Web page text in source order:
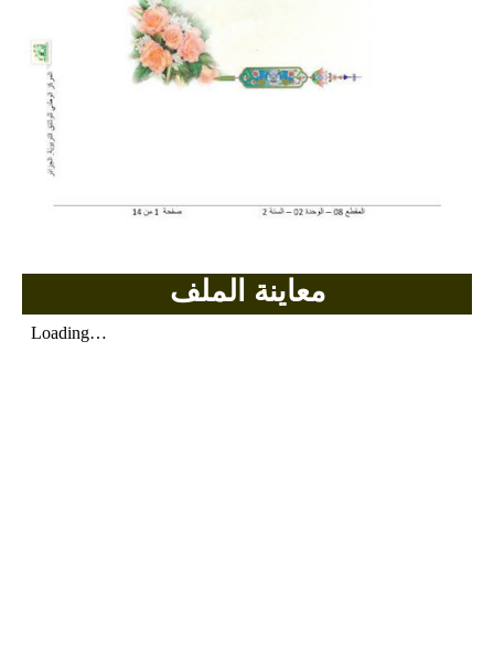
بحوث الرياضيات
بحوث التاريخ و الجغرافيا
بحوث اللغة الانجليزية
بحوث في مجالات اخرى
معاينة الملف